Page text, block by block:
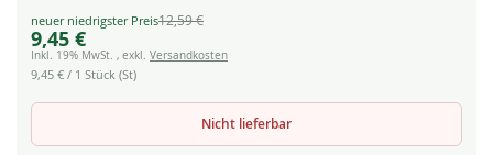
Special
Price
9,45 €
12,59 €
Inkl. 19% MwSt. , exkl. Versandkosten
9,45 € / 1 Stück (St)
Nicht lieferbar